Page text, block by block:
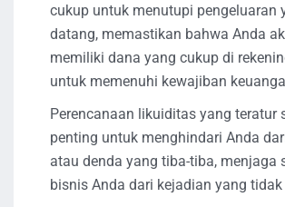
cukup untuk menutupi pengeluaran
datang, memastikan bahwa Anda
memiliki dana yang cukup di
untuk memenuhi kewajiban
Perencanaan likuiditas yang teratur
penting untuk menghindari Anda
atau denda yang tiba-tiba, menjaga
bisnis Anda dari kejadian yang tidak